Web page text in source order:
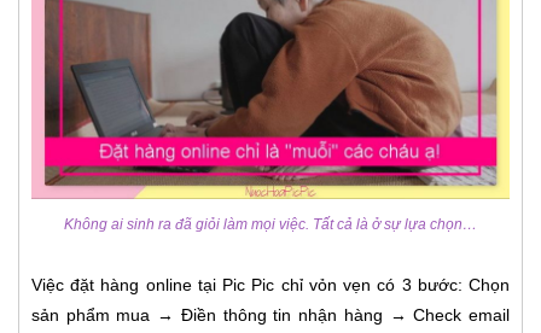
Không ai sinh ra đã giỏi làm mọi việc. Tất cả là ở sự lựa chọn…
Việc đặt hàng online tại Pic Pic chỉ vỏn vẹn có 3 bước: Chọn
sản phẩm mua → Điền thông tin nhận hàng → Check email